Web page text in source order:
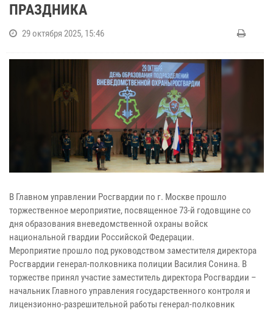
ПРАЗДНИКА
29 октября 2025, 15:46
В Главном управлении Росгвардии по г. Москве прошло
торжественное мероприятие, посвященное 73-й годовщине со
дня образования вневедомственной охраны войск
национальной гвардии Российской Федерации.
Мероприятие прошло под руководством заместителя директора
Росгвардии генерал-полковника полиции Василия Сонина. В
торжестве принял участие заместитель директора Росгвардии –
начальник Главного управления государственного контроля и
лицензионно-разрешительной работы генерал-полковник